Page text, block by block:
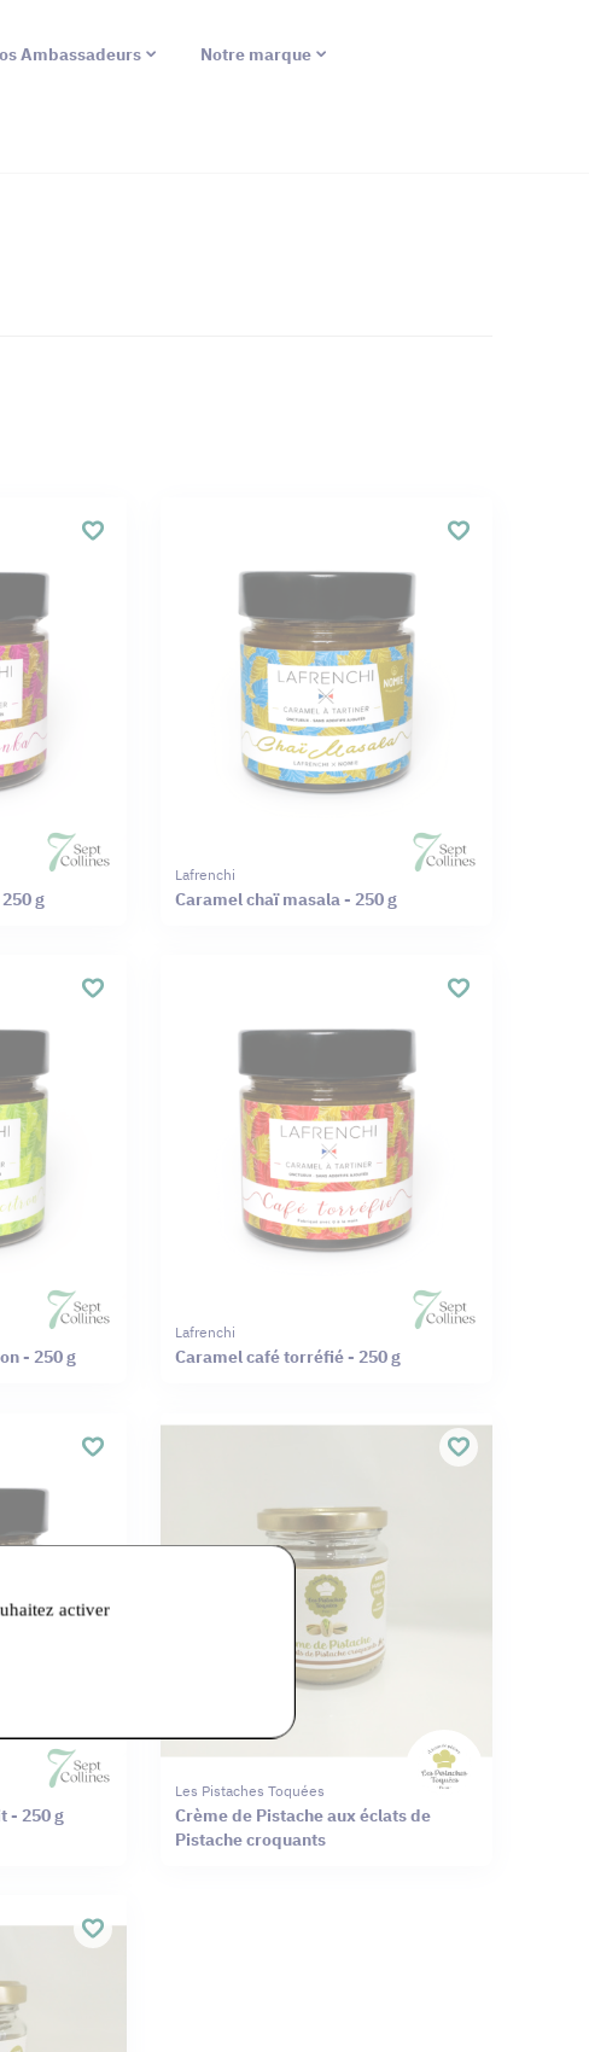
Ambassadeurs Notre marque
g
Lafrenchi
Caramel chaï masala - 250 g
- 250 g
Lafrenchi
Caramel café torréfié - 250 g
- 250 g
Les Pistaches Toquées
Crème de Pistache aux éclats de
Pistache croquants
activer